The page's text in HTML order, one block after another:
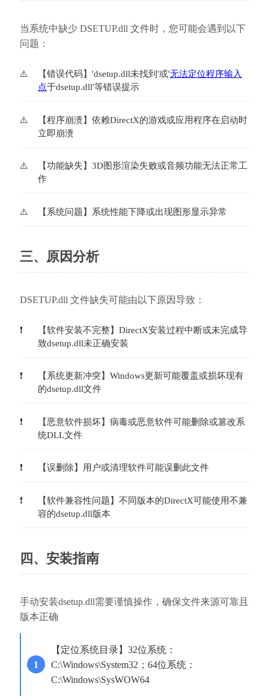
当系统中缺少 DSETUP.dll 文件时，您可能会遇到以下
问题：
【错误代码】'dsetup.dll未找到'或'无法定位程序输入
点于dsetup.dll'等错误提示
【程序崩溃】依赖DirectX的游戏或应用程序在启动时
立即崩溃
【功能缺失】3D图形渲染失败或音频功能无法正常工
作
【系统问题】系统性能下降或出现图形显示异常
三、原因分析
DSETUP.dll 文件缺失可能由以下原因导致：
【软件安装不完整】DirectX安装过程中断或未完成导
致dsetup.dll未正确安装
【系统更新冲突】Windows更新可能覆盖或损坏现有
的dsetup.dll文件
【恶意软件损坏】病毒或恶意软件可能删除或篡改系
统DLL文件
【误删除】用户或清理软件可能误删此文件
【软件兼容性问题】不同版本的DirectX可能使用不兼
容的dsetup.dll版本
四、安装指南
手动安装dsetup.dll需要谨慎操作，确保文件来源可靠且
版本正确
【定位系统目录】32位系统：
C:\Windows\System32；64位系统：
C:\Windows\SysWOW64